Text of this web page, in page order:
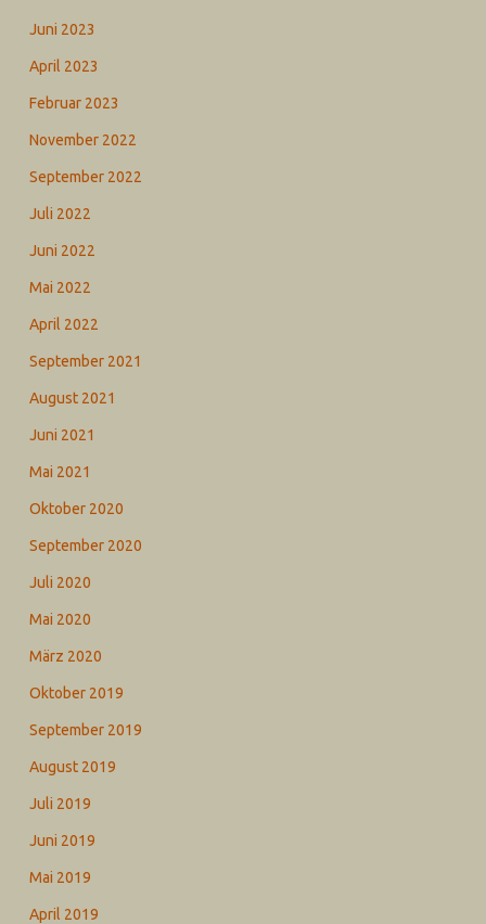
Juni 2023
April 2023
Februar 2023
November 2022
September 2022
Juli 2022
Juni 2022
Mai 2022
April 2022
September 2021
August 2021
Juni 2021
Mai 2021
Oktober 2020
September 2020
Juli 2020
Mai 2020
März 2020
Oktober 2019
September 2019
August 2019
Juli 2019
Juni 2019
Mai 2019
April 2019